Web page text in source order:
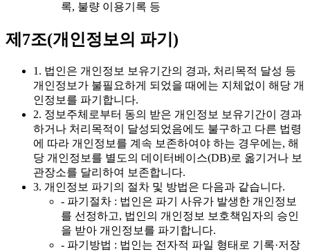
록, 불량 이용기록 등
제7조(개인정보의 파기)
1. 법인은 개인정보 보유기간의 경과, 처리목적 달성 등
개인정보가 불필요하게 되었을 때에는 지체없이 해당 개
인정보를 파기합니다.
2. 정보주체로부터 동의 받은 개인정보 보유기간이 경과
하거나 처리목적이 달성되었음에도 불구하고 다른 법령
에 따라 개인정보를 계속 보존하여야 하는 경우에는, 해
당 개인정보를 별도의 데이터베이스(DB)로 옮기거나 보
관장소를 달리하여 보존합니다.
3. 개인정보 파기의 절차 및 방법은 다음과 같습니다.
- 파기절차 : 법인은 파기 사유가 발생한 개인정보
를 선정하고, 법인의 개인정보 보호책임자의 승인
을 받아 개인정보를 파기합니다.
- 파기방법 : 법인는 전자적 파일 형태로 기록·저장